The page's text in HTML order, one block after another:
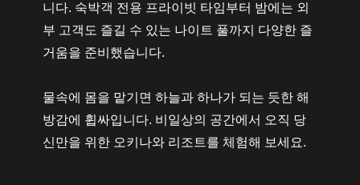
니다. 숙박객 전용 프라이빗 타임부터 밤에는 외
부 고객도 즐길 수 있는 나이트 풀까지 다양한 즐
거움을 준비했습니다.
물속에 몸을 맡기면 하늘과 하나가 되는 듯한 해
방감에 휩싸입니다. 비일상의 공간에서 오직 당
신만을 위한 오키나와 리조트를 체험해 보세요.